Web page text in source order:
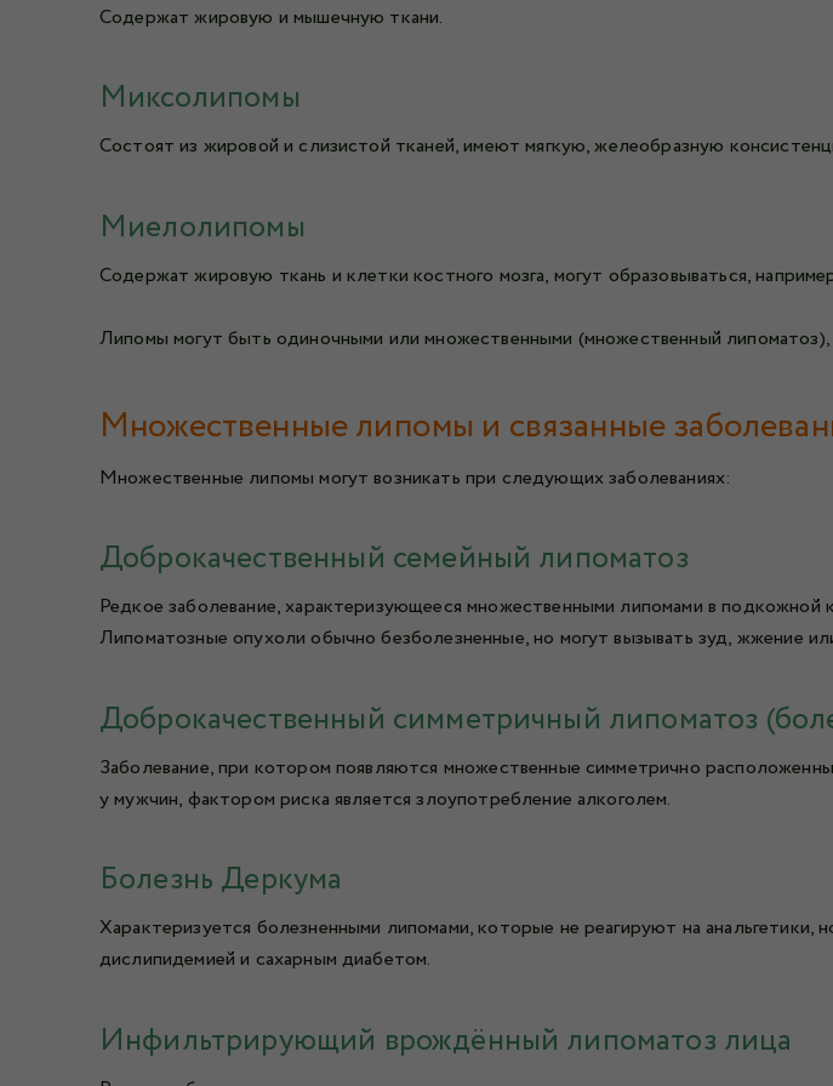
Содержат жировую и мышечную ткани.
Миксолипомы
Состоят из жировой и слизистой тканей, имеют мягкую, желеобразную
Миелолипомы
Содержат жировую ткань и клетки костного мозга, могут образовываться,
Липомы могут быть одиночными или множественными (множественный
Множественные липомы и связанные
Множественные липомы могут возникать при следующих заболеваниях:
Доброкачественный семейный липоматоз
Редкое заболевание, характеризующееся множественными липомами в
Липоматозные опухоли обычно безболезненные, но могут вызывать зуд, жжение
Доброкачественный симметричный липоматоз
Заболевание, при котором появляются множественные симметрично
у мужчин, фактором риска является злоупотребление алкоголем.
Болезнь Деркума
Характеризуется болезненными липомами, которые не реагируют на
дислипидемией и сахарным диабетом.
Инфильтрирующий врождённый липоматоз лица